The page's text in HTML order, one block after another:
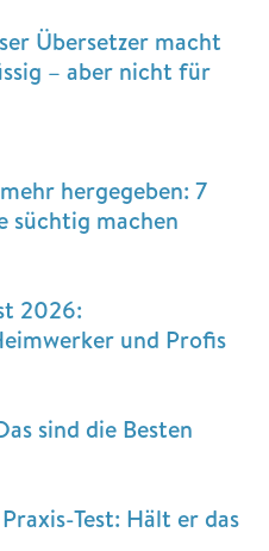
Übersetzer macht
– aber nicht für
hergegeben: 7
süchtig machen
2026:
und Profis
sind die Besten
Test: Hält er das